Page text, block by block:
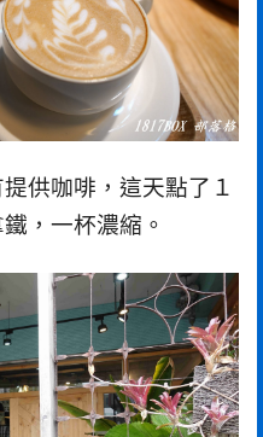
供咖啡，這天點了１
，一杯濃縮。